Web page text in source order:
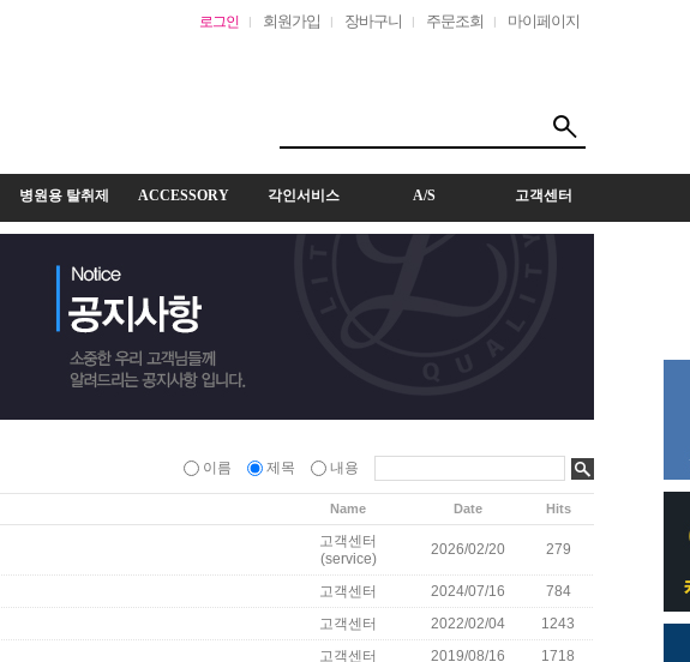
로그인 회원가입 장바구니 주문조회 마이페이지
병원용 탈취제 ACCESSORY 각인서비스 A/S 고객센터
이름 제목 내용
Name Date Hits
고객센터
(service)
2026/02/20 279
고객센터 2024/07/16
784
고객센터 2022/02/04
1243
고객센터 2019/08/16
1718